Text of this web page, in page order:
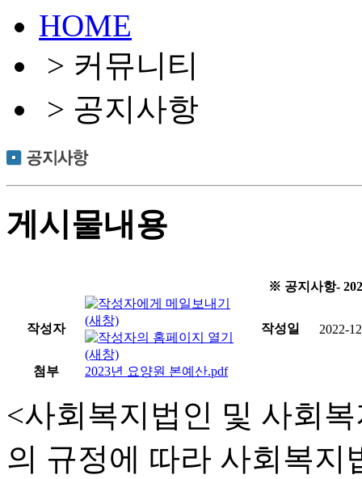
HOME
> 커뮤니티
> 공지사항
게시물내용
※ 공지사항-
작성자 작성일 2022-
첨부 2023년 요양원 본예산.pdf
<사회복지법인 및 사회
의 규정에 따라 사회복지